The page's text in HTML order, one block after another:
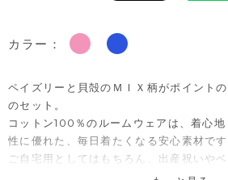
カラー：
ペイズリーと貝殻のＭＩＸ柄がポイント
のセット。
コットン100％のルームウェアは、着心
性に優れた、毎日着たくなる安心素材です
ご自宅用としてはもちろん、出産祝いや
も喜ばれるセットアイテムです。